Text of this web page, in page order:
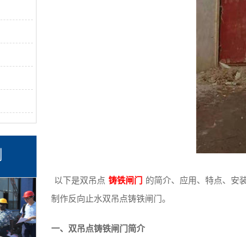
以下是双吊点 铸铁闸门
的简介、应用、特点、安
制作反向止水双吊点铸铁闸门。
一、双吊点铸铁闸门简介